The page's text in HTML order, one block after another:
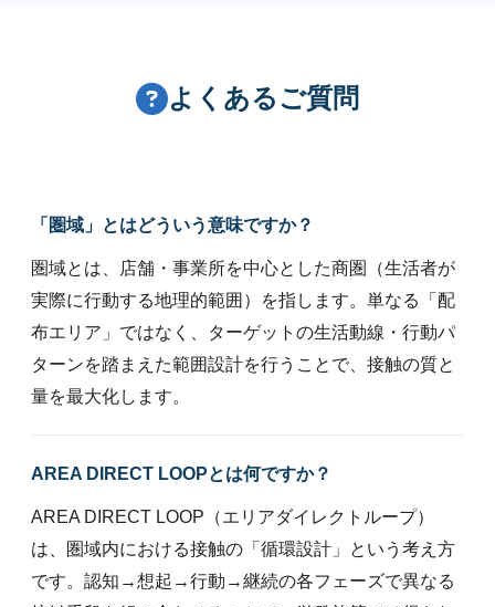
よくあるご質問
「圏域」とはどういう意味ですか？
圏域とは、店舗・事業所を中心とした商圏（生活者が
実際に行動する地理的範囲）を指します。単なる「配
布エリア」ではなく、ターゲットの生活動線・行動パ
ターンを踏まえた範囲設計を行うことで、接触の質と
量を最大化します。
AREA DIRECT LOOPとは何ですか？
AREA DIRECT LOOP（エリアダイレクトループ）
は、圏域内における接触の「循環設計」という考え方
です。認知→想起→行動→継続の各フェーズで異なる